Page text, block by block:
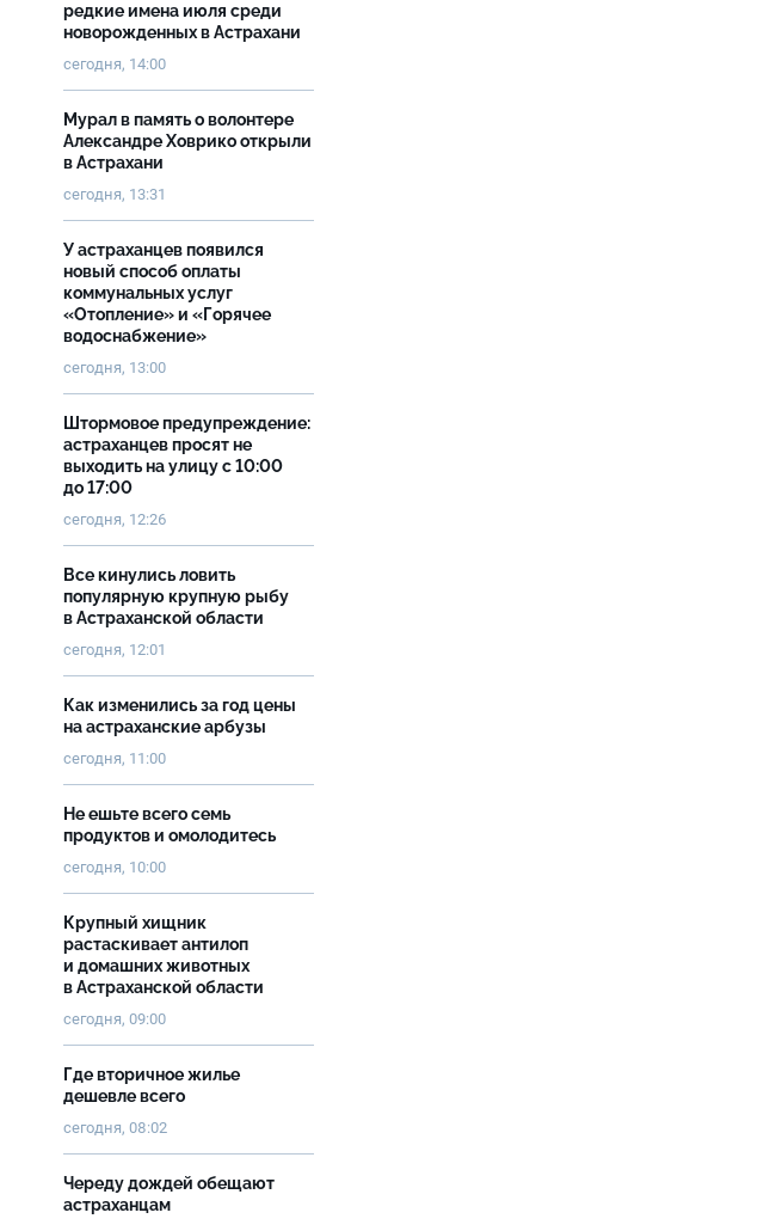
редкие имена июля среди
новорожденных в Астрахани
сегодня, 14:00
Мурал в память о волонтере
Александре Ховрико открыли
в Астрахани
сегодня, 13:31
У астраханцев появился
новый способ оплаты
коммунальных услуг
«Отопление» и «Горячее
водоснабжение»
сегодня, 13:00
Штормовое предупреждение:
астраханцев просят не
выходить на улицу с 10:00
до 17:00
сегодня, 12:26
Все кинулись ловить
популярную крупную рыбу
в Астраханской области
сегодня, 12:01
Как изменились за год цены
на астраханские арбузы
сегодня, 11:00
Не ешьте всего семь
продуктов и омолодитесь
сегодня, 10:00
Крупный хищник
растаскивает антилоп
и домашних животных
в Астраханской области
сегодня, 09:00
Где вторичное жилье
дешевле всего
сегодня, 08:02
Череду дождей обещают
астраханцам